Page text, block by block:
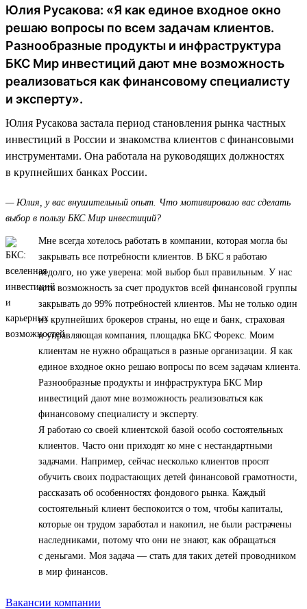
Юлия Русакова: «Я как единое входное окно
решаю вопросы по всем задачам клиентов.
Разнообразные продукты и инфраструктура
БКС Мир инвестиций дают мне возможность
реализоваться как финансовому специалисту
и эксперту».
Юлия Русакова застала период становления рынка частных
инвестиций в России и знакомства клиентов с финансовыми
инструментами. Она работала на руководящих должностях
в крупнейших банках России.
— Юлия, у вас внушительный опыт. Что мотивировало вас сделать
выбор в пользу БКС Мир инвестиций?
Мне всегда хотелось работать в компании, которая могла бы
закрывать все потребности клиентов. В БКС я работаю
недолго, но уже уверена: мой выбор был правильным. У нас
есть возможность за счет продуктов всей финансовой группы
закрывать до 99% потребностей клиентов. Мы не только один
из крупнейших брокеров страны, но еще и банк, страховая
и управляющая компания, площадка БКС Форекс. Моим
клиентам не нужно обращаться в разные организации. Я как
единое входное окно решаю вопросы по всем задачам клиента.
Разнообразные продукты и инфраструктура БКС Мир
инвестиций дают мне возможность реализоваться как
финансовому специалисту и эксперту.
Я работаю со своей клиентской базой особо состоятельных
клиентов. Часто они приходят ко мне с нестандартными
задачами. Например, сейчас несколько клиентов просят
обучить своих подрастающих детей финансовой грамотности,
рассказать об особенностях фондового рынка. Каждый
состоятельный клиент беспокоится о том, чтобы капиталы,
которые он трудом заработал и накопил, не были растрачены
наследниками, потому что они не знают, как обращаться
с деньгами. Моя задача — стать для таких детей проводником
в мир финансов.
Вакансии компании